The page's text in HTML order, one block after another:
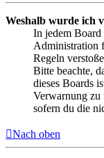
Weshalb wurde ich
In jedem Board
Administration
Regeln
Bitte beachte,
dieses Boards
Verwarnung zu
sofern du die
Nach oben